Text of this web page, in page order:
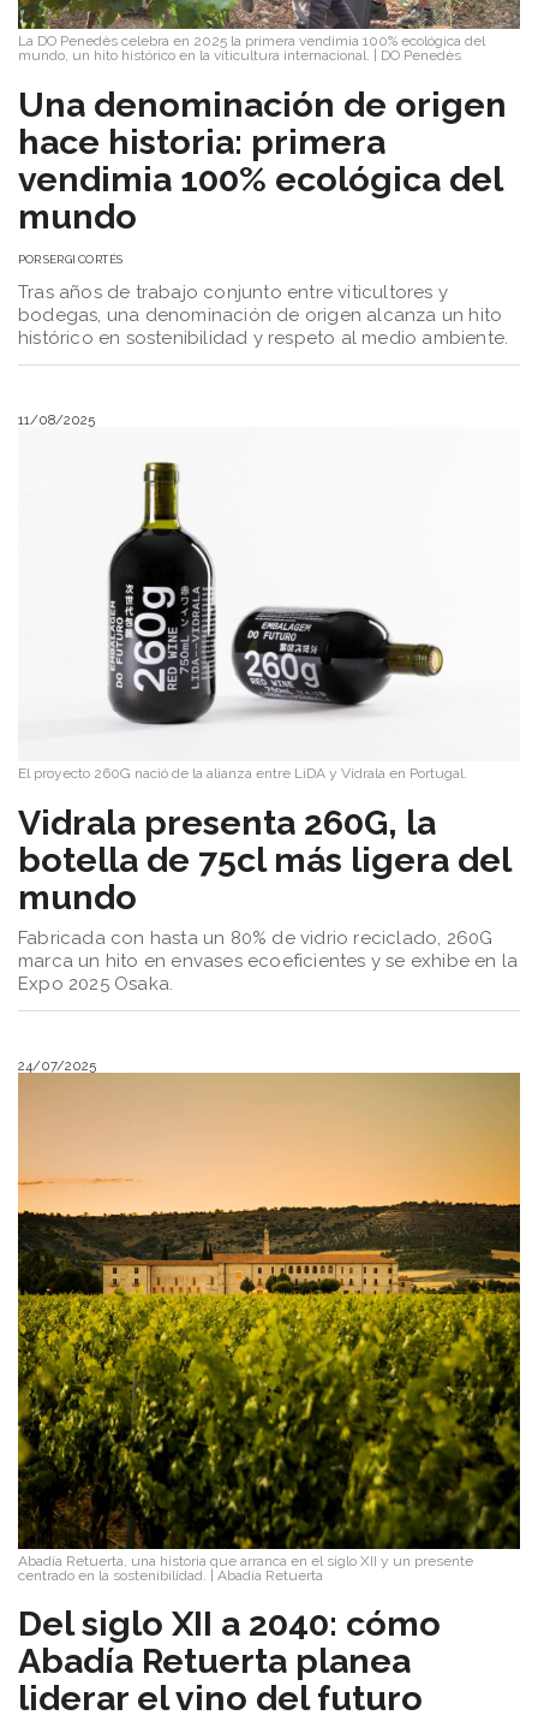
La DO Penedès celebra en 2025 la primera vendimia 100% ecológica del
mundo, un hito histórico en la viticultura internacional.
DO Penedès
Una denominación de origen
hace historia: primera
vendimia 100% ecológica del
mundo
PORSERGI CORTÉS
Tras años de trabajo conjunto entre viticultores y
bodegas, una denominación de origen alcanza un hito
histórico en sostenibilidad y respeto al medio ambiente.
11/08/2025
El proyecto 260G nació de la alianza entre LiDA y Vidrala en Portugal.
​Vidrala presenta 260G, la
botella de 75cl más ligera del
mundo
Fabricada con hasta un 80% de vidrio reciclado, 260G
marca un hito en envases ecoeficientes y se exhibe en la
Expo 2025 Osaka.
24/07/2025
Abadía Retuerta, una historia que arranca en el siglo XII y un presente
centrado en la sostenibilidad. | Abadía Retuerta
Del siglo XII a 2040: cómo
Abadía Retuerta planea
liderar el vino del futuro